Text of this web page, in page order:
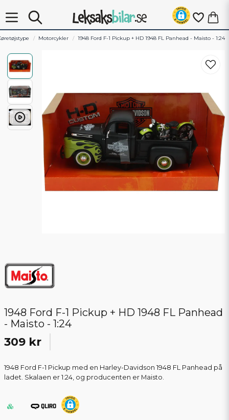
Motorcykler 1948 Ford F-1 Pickup + HD 1948 FL Panhead - Maisto - 1:24
1948 Ford F-1 Pickup + HD 1948 FL Panhead
- Maisto - 1:24
309 kr
1948 Ford F-1 Pickup med en Harley-Davidson 1948 FL Panhead på
ladet. Skalaen er 1:24, og producenten er Maisto.